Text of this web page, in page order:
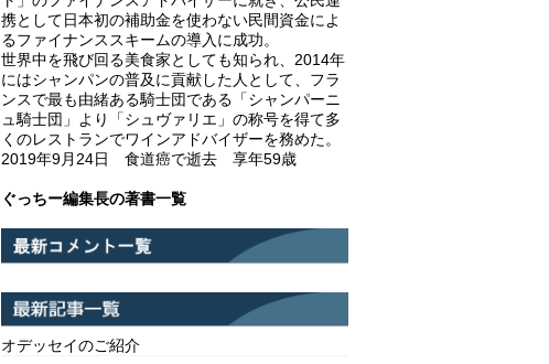
携として日本初の補助金を使わない民間資金によ
るファイナンススキームの導入に成功。
世界中を飛び回る美食家としても知られ、2014年
にはシャンパンの普及に貢献した人として、フラ
ンスで最も由緒ある騎士団である「シャンパーニ
ュ騎士団」より「シュヴァリエ」の称号を得て多
くのレストランでワインアドバイザーを務めた。
2019年9月24日 食道癌で逝去 享年59歳
ぐっちー編集長の著書一覧
オデッセイのご紹介